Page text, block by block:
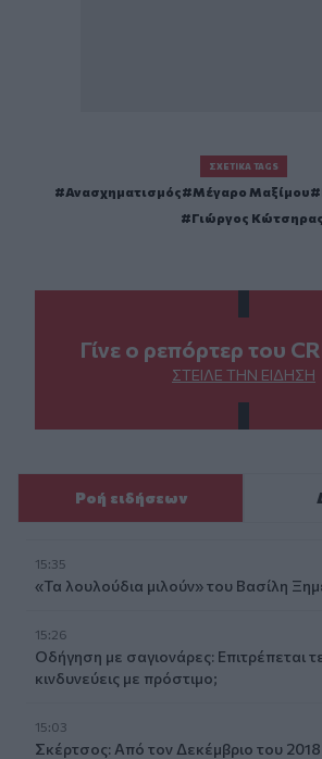
ΣΧΕΤΙΚΆ TAGS
Ανασχηματισμός Μέγαρο Μαξίμου
Γιώργος Κώτσηρας
Γίνε ο ρεπόρτερ του
ΣΤΕΊΛΕ ΤΗΝ ΕΊΔΗΣΗ
Ροή ειδήσεων
15:35
«Τα λουλούδια μιλούν» του Βασίλη
15:26
Οδήγηση με σαγιονάρες: Επιτρέπεται
κινδυνεύεις με πρόστιμο;
15:03
Σκέρτσος: Από τον Δεκέμβριο του